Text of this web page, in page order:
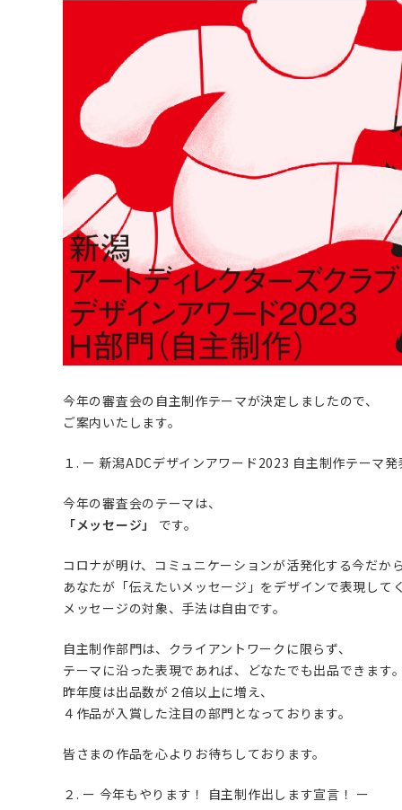
今年の審査会の自主制作テーマが決定しましたので、
ご案内いたします。
１. ー 新潟ADCデザインアワード2023 自主制作テーマ発
今年の審査会のテーマは、
「メッセージ」 です。
コロナが明け、コミュニケーションが活発化する今だか
あなたが「伝えたいメッセージ」をデザインで表現して
メッセージの対象、手法は自由です。
自主制作部門は、クライアントワークに限らず、
テーマに沿った表現であれば、どなたでも出品できます
昨年度は出品数が２倍以上に増え、
４作品が入賞した注目の部門となっております。
皆さまの作品を心よりお待ちしております。
２. ー 今年もやります！ 自主制作出します宣言！ ー